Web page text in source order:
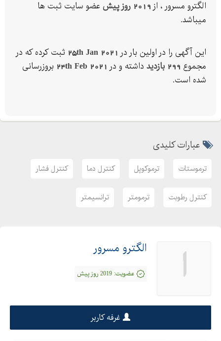
الگترو مسرور ، از 2019 روز پیش
عضو سایت ثبت ها
میباشد.
این آگهی را در اولین بار در 25th Jan 2021 ثبت کرده که در
مجموع 299 بازدید داشته و در 24th Feb 2021 بروزرسانی
شده است.
عبارات کلیدی
ترموستات ترموکوپل کنترل دما کنترل فشار
کنترل رطوبت ترمومتر ترانسیمتر
ا الگترو مسرور
عضویت: 2019 روز پیش
غرفه کاربر